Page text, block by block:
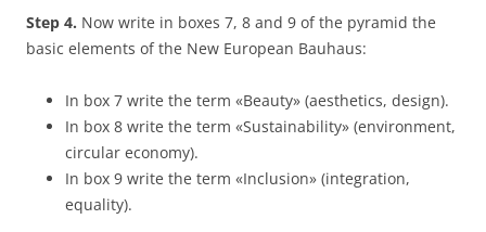
Step 4. Now write in boxes 7, 8 and 9 of the pyramid the
basic elements of the New European Bauhaus:
In box 7 write the term «Beauty» (aesthetics, design).
In box 8 write the term «Sustainability» (environment,
circular economy).
In box 9 write the term «Inclusion» (integration,
equality).